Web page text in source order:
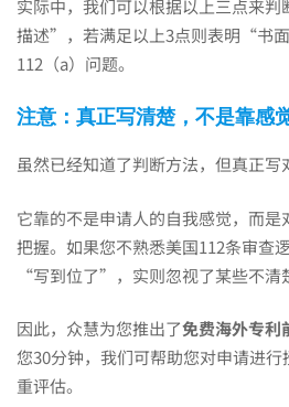
实际中，我们可以根据以上三点来
描述”，若满足以上3点则表明“书
112（a）问题。
注意：真正写清楚，不是靠感
虽然已经知道了判断方法，但真正写
它靠的不是申请人的自我感觉，而
把握。如果您不熟悉美国112条审查
“写到位了”，实则忽视了某些不清
因此，众慧为您推出了免费海外专利
您30分钟，我们可帮助您对申请进
重评估。